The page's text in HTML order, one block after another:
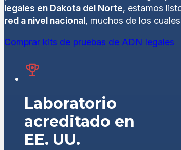
legales en Dakota del Norte, estamos
red a nivel nacional, muchos de los
Comprar kits de pruebas de ADN legales
Laboratorio
acreditado en
EE. UU.